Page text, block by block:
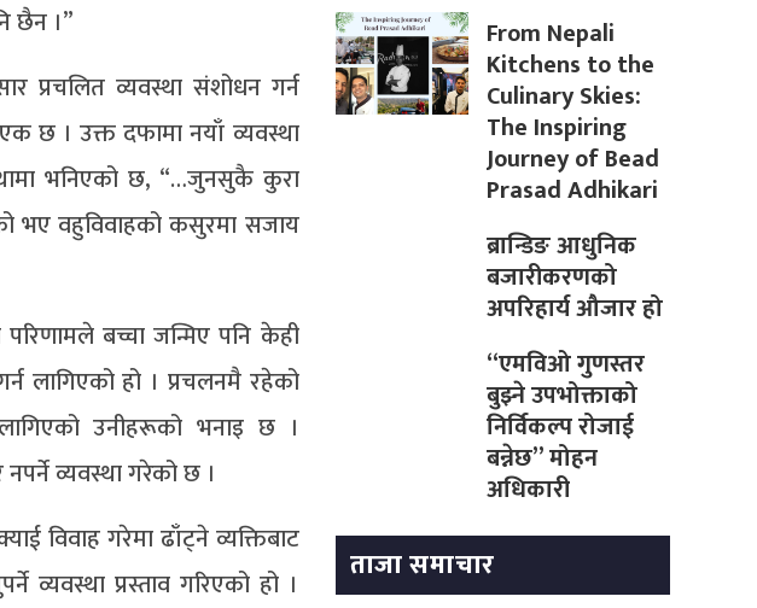
छैन ।”
प्रचलित व्यवस्था संशोधन गर्न
छ । उक्त दफामा नयाँ व्यवस्था
भनिएको छ, “…जुनसुकै कुरा
भए वहुविवाहको कसुरमा सजाय
बच्चा जन्मिए पनि केही
लागिएको हो । प्रचलनमै रहेको
उनीहरूको भनाइ छ ।
व्यवस्था गरेको छ ।
विवाह गरेमा ढाँट्ने व्यक्तिबाट
व्यवस्था प्रस्ताव गरिएको हो ।
From Nepali
Kitchens to the
Culinary Skies:
The Inspiring
Journey of Bead
Prasad Adhikari
ब्रान्डिङ आधुनिक
बजारीकरणको
अपरिहार्य औजार हो
“एमविओ गुणस्तर
बुझ्ने उपभोक्ताको
निर्विकल्प रोजाई
बन्नेछ” मोहन
अधिकारी
ताजा समाचार